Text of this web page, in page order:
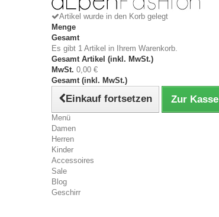
Artikel wurde in den Korb gelegt
Menge
Gesamt
Es gibt 1 Artikel in Ihrem Warenkorb.
Gesamt Artikel (inkl. MwSt.)
MwSt. 0,00 €
Gesamt (inkl. MwSt.)
Einkauf fortsetzen Zur Kasse
Menü
Damen
Herren
Kinder
Accessoires
Sale
Blog
Geschirr